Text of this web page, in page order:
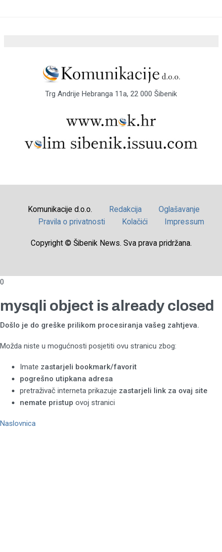
Trg Andrije Hebranga 11a, 22 000 Šibenik
Komunikacije d.o.o. Redakcija
Oglašavanje
Pravila o privatnosti
Kolačići Impressum
Copyright © Šibenik News. Sva prava pridržana.
0
mysqli object is already closed
Došlo je do greške prilikom procesiranja vašeg zahtjeva.
Možda niste u mogućnosti posjetiti ovu stranicu zbog:
Imate zastarjeli bookmark/favorit
pogrešno utipkana adresa
pretraživač interneta prikazuje zastarjeli link za ovaj site
nemate pristup ovoj stranici
Naslovnica